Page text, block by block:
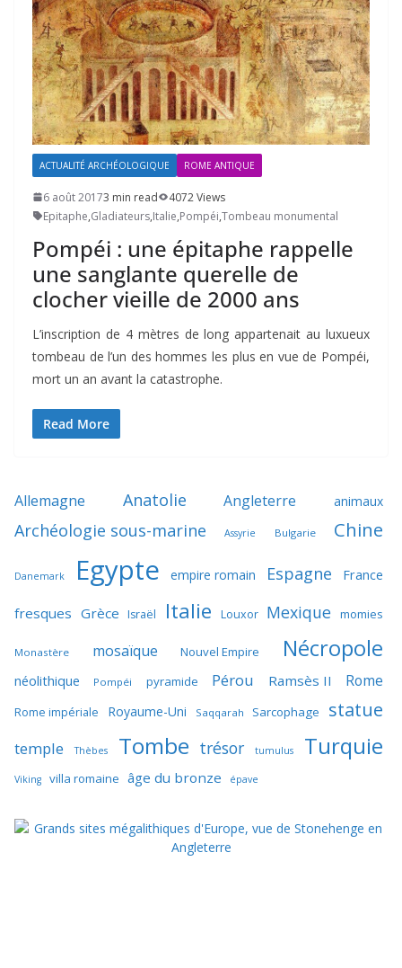
ACTUALITÉ ARCHÉOLOGIQUE ROME ANTIQUE
6 août 20173 min read
4072 Views
Epitaphe,Gladiateurs,Italie,Pompéi,Tombeau monumental
Pompéi : une épitaphe rappelle
une sanglante querelle de
clocher vieille de 2000 ans
L’inscription de 4 mètres de long appartenait au luxueux
tombeau de l’un des hommes les plus en vue de Pompéi,
mort un an avant la catastrophe.
Read More
Allemagne Anatolie Angleterre animaux
Archéologie sous-marine Assyrie Bulgarie Chine
Danemark Egypte empire romain Espagne France
fresques Grèce Israël Italie Louxor Mexique momies
Monastère mosaïque Nouvel Empire Nécropole
néolithique Pompéi pyramide Pérou Ramsès II Rome
Rome impériale Royaume-Uni Saqqarah Sarcophage statue
temple Thèbes Tombe trésor tumulus Turquie
Viking villa romaine âge du bronze épave